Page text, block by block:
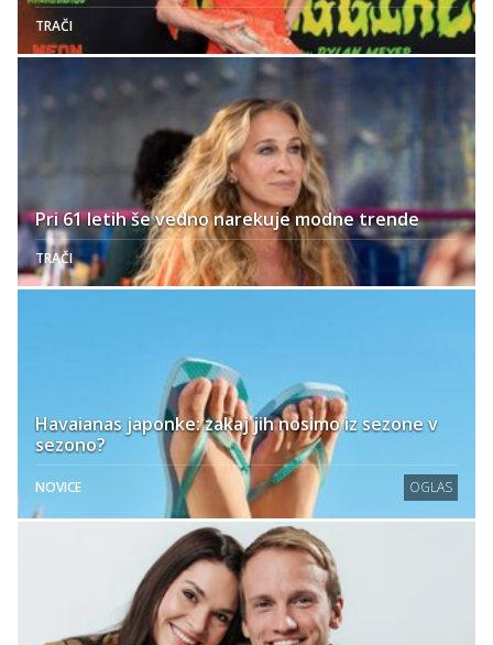
TRAČI
Pri 61 letih še vedno narekuje modne trende
TRAČI
Havaianas japonke: zakaj jih nosimo iz sezone v
sezono?
NOVICE OGLAS